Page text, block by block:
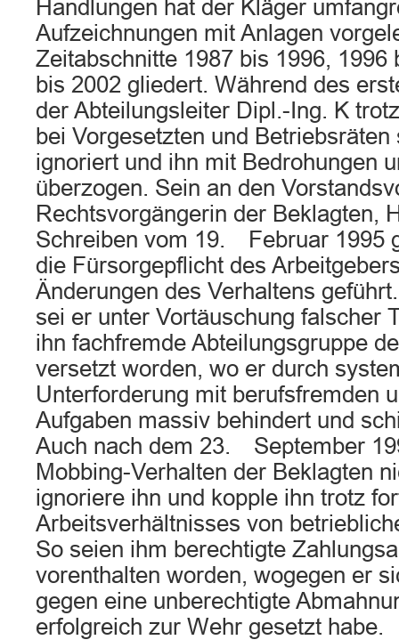
Handlungen hat der Kläger
Aufzeichnungen mit Anlagen
Zeitabschnitte 1987 bis 1996, 1996
bis 2002 gliedert. Während des
der Abteilungsleiter Dipl.-Ing. K
bei Vorgesetzten und
ignoriert und ihn mit Bedrohungen
überzogen. Sein an den
Rechtsvorgängerin der Beklagten,
Schreiben vom 19. Februar 1995
die Fürsorgepflicht des
Änderungen des Verhaltens
sei er unter Vortäuschung falscher
ihn fachfremde Abteilungsgruppe
versetzt worden, wo er durch
Unterforderung mit berufsfremden
Aufgaben massiv behindert und
Auch nach dem 23. September
Mobbing-Verhalten der Beklagten
ignoriere ihn und kopple ihn trotz
Arbeitsverhältnisses von
So seien ihm berechtigte
vorenthalten worden, wogegen er
gegen eine unberechtigte
erfolgreich zur Wehr gesetzt habe.